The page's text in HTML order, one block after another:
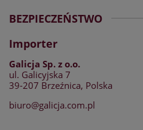
BEZPIECZEŃSTWO
Importer
Galicja Sp. z o.o.
ul. Galicyjska 7
39-207 Brzeźnica, Polska
biuro@galicja.com.pl